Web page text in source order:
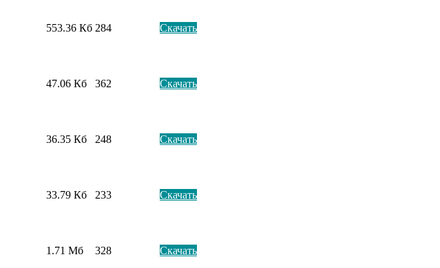
553.36 Кб 284 Скачать
47.06 Кб 362 Скачать
36.35 Кб 248 Скачать
33.79 Кб 233 Скачать
1.71 Мб 328 Скачать